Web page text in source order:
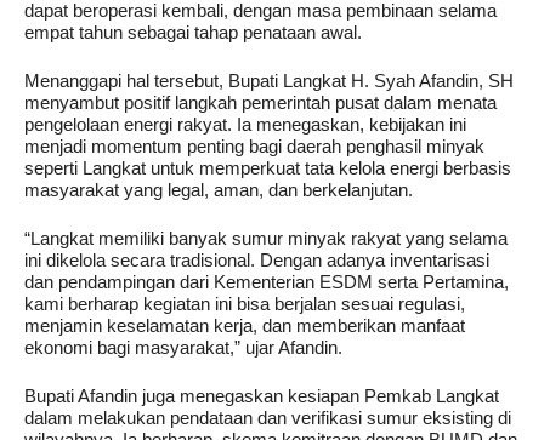
dapat beroperasi kembali, dengan masa pembinaan selama
empat tahun sebagai tahap penataan awal.
Menanggapi hal tersebut, Bupati Langkat H. Syah Afandin, SH
menyambut positif langkah pemerintah pusat dalam menata
pengelolaan energi rakyat. Ia menegaskan, kebijakan ini
menjadi momentum penting bagi daerah penghasil minyak
seperti Langkat untuk memperkuat tata kelola energi berbasis
masyarakat yang legal, aman, dan berkelanjutan.
“Langkat memiliki banyak sumur minyak rakyat yang selama
ini dikelola secara tradisional. Dengan adanya inventarisasi
dan pendampingan dari Kementerian ESDM serta Pertamina,
kami berharap kegiatan ini bisa berjalan sesuai regulasi,
menjamin keselamatan kerja, dan memberikan manfaat
ekonomi bagi masyarakat,” ujar Afandin.
Bupati Afandin juga menegaskan kesiapan Pemkab Langkat
dalam melakukan pendataan dan verifikasi sumur eksisting di